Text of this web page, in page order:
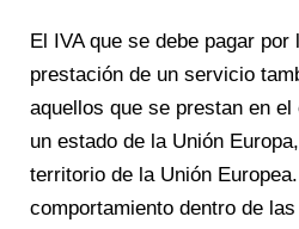
El IVA que se debe pagar
prestación de un servicio
aquellos que se prestan en
un estado de la Unión
territorio de la Unión
comportamiento dentro de